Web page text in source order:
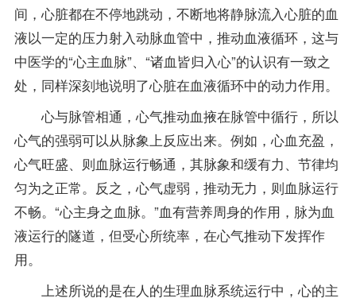
间，心脏都在不停地跳动，不断地将静脉流入心脏的血
液以一定的压力射入动脉血管中，推动血液循环，这与
中医学的“心主血脉”、“诸血皆归入心”的认识有一致之
处，同样深刻地说明了心脏在血液循环中的动力作用。
心与脉管相通，心气推动血掖在脉管中循行，所以
心气的强弱可以从脉象上反应出来。例如，心血充盈，
心气旺盛、则血脉运行畅通，其脉象和缓有力、节律均
匀为之正常。反之，心气虚弱，推动无力，则血脉运行
不畅。“心主身之血脉。”血有营养周身的作用，脉为血
液运行的隧道，但受心所统率，在心气推动下发挥作
用。
上述所说的是在人的生理血脉系统运行中，心的主